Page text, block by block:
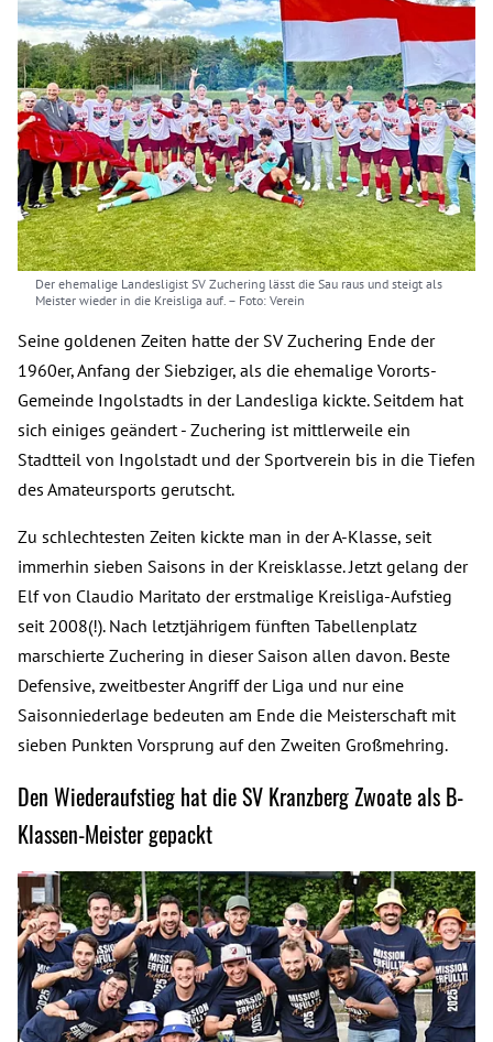
Der ehemalige Landesligist SV Zuchering lässt die Sau raus und steigt als
Meister wieder in die Kreisliga auf. – Foto: Verein
Seine goldenen Zeiten hatte der SV Zuchering Ende der
1960er, Anfang der Siebziger, als die ehemalige Vororts-
Gemeinde Ingolstadts in der Landesliga kickte. Seitdem hat
sich einiges geändert - Zuchering ist mittlerweile ein
Stadtteil von Ingolstadt und der Sportverein bis in die Tiefen
des Amateursports gerutscht.
Zu schlechtesten Zeiten kickte man in der A-Klasse, seit
immerhin sieben Saisons in der Kreisklasse. Jetzt gelang der
Elf von Claudio Maritato der erstmalige Kreisliga-Aufstieg
seit 2008(!). Nach letztjährigem fünften Tabellenplatz
marschierte Zuchering in dieser Saison allen davon. Beste
Defensive, zweitbester Angriff der Liga und nur eine
Saisonniederlage bedeuten am Ende die Meisterschaft mit
sieben Punkten Vorsprung auf den Zweiten Großmehring.
Den Wiederaufstieg hat die SV Kranzberg Zwoate als B-
Klassen-Meister gepackt